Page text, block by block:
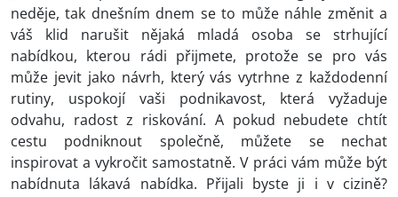
neděje, tak dnešním dnem se to může náhle změnit a
váš klid narušit nějaká mladá osoba se strhující
nabídkou, kterou rádi přijmete, protože se pro vás
může jevit jako návrh, který vás vytrhne z každodenní
rutiny, uspokojí vaši podnikavost, která vyžaduje
odvahu, radost z riskování. A pokud nebudete chtít
cestu podniknout společně, můžete se nechat
inspirovat a vykročit samostatně. V práci vám může být
nabídnuta lákavá nabídka. Přijali byste ji i v cizině?